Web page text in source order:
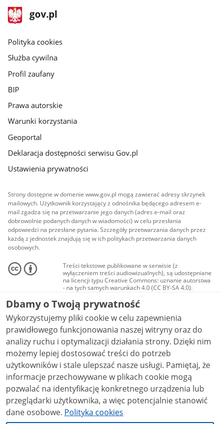
stopka
gov.pl
Strona
gov.pl
gov.pl
Polityka cookies
Służba cywilna
Profil zaufany
BIP
Prawa autorskie
Warunki korzystania
Geoportal
Deklaracja dostępności serwisu Gov.pl
Ustawienia prywatności
Strony dostępne w domenie www.gov.pl mogą zawierać adresy skrzynek
mailowych. Użytkownik korzystający z odnośnika będącego adresem e-
mail zgadza się na przetwarzanie jego danych (adres e-mail oraz
dobrowolnie podanych danych w wiadomości) w celu przesłania
odpowiedzi na przesłane pytania. Szczegóły przetwarzania danych przez
każdą z jednostek znajdują się w ich politykach przetwarzania danych
osobowych.
Treści tekstowe publikowane w serwisie (z
wyłączeniem treści audiowizualnych), są udostępniane
na licencji typu Creative Commons: uznanie autorstwa
- na tych samych warunkach 4.0 (CC BY-SA 4.0).
Materiały audiowizualne, w tym zdjęcia, materiały
audio i wideo, są udostępniane na licencji typu
Creative Commons: uznanie autorstwa użycie
niekomercyjne - bez utworów zależnych 4.0 (CC BY-
NC-ND 4.0), o ile nie jest to stwierdzone inaczej.
Dbamy o Twoją prywatność
Wykorzystujemy pliki cookie w celu zapewnienia
prawidłowego funkcjonowania naszej witryny oraz do
analizy ruchu i optymalizacji działania strony. Dzięki nim
możemy lepiej dostosować treści do potrzeb
użytkowników i stale ulepszać nasze usługi. Pamiętaj, że
informacje przechowywane w plikach cookie mogą
pozwalać na identyfikację konkretnego urządzenia lub
przeglądarki użytkownika, a więc potencjalnie stanowić
dane osobowe. Polityka cookies